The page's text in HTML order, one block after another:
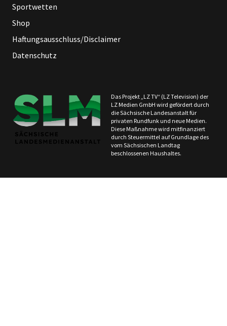
Sportwetten
Shop
Haftungsausschluss/Disclaimer
Datenschutz
Das Projekt „LZ TV“ (LZ Television) der
LZ Medien GmbH wird gefördert durch
die Sächsische Landesanstalt für
privaten Rundfunk und neue Medien.
Diese Maßnahme wird mitfinanziert
durch Steuermittel auf Grundlage des
vom Sächsischen Landtag
beschlossenen Haushaltes.